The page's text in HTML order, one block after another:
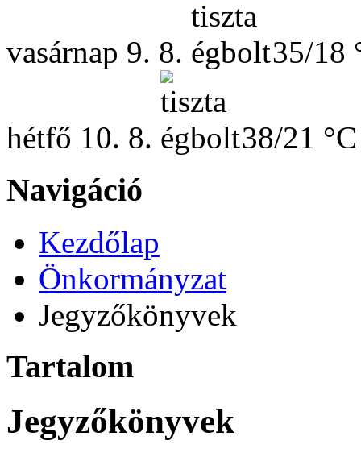
vasárnap 9. 8. 35/18
hétfő 10. 8. 38/21 °C
Navigáció
Kezdőlap
Önkormányzat
Jegyzőkönyvek
Tartalom
Jegyzőkönyvek